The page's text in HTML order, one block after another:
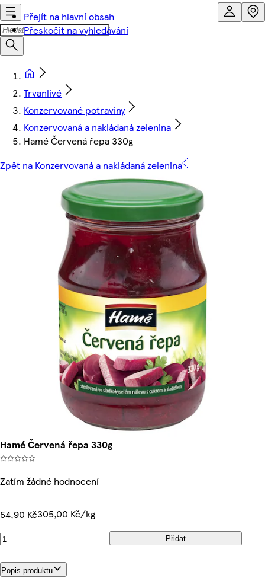
Přejít na hlavní obsah
Přeskočit na vyhledávání
Trvanlivé
Konzervované potraviny
Konzervovaná a nakládaná zelenina
Hamé Červená řepa 330g
Zpět na Konzervovaná a nakládaná zelenina
Hamé Červená řepa 330g
Zatím žádné hodnocení
54,90 Kč305,00 Kč/kg
Přidat
Popis produktu